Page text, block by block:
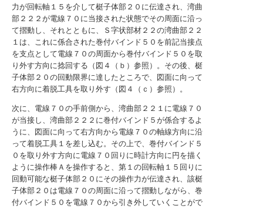
力が回転軸１５を介して梃子体部２０に伝達され、湾曲
部２２２が電線７０に当接された状態でその周面に沿っ
て摺動し、それとともに、Ｓ字状部材２２の湾曲部２２
１は、これに係合された巻付バインド５０を前記当接点
を支点として電線７０の周面から巻付バインド５０を取
り外す方向に捻回する（図４（ｂ）参照）。その後、梃
子体部２０の回動限界に達したところで、図面に向って
右方向に着脱工具を取り外す（図４（ｃ）参照）。
次に、電線７０の手前側から、湾曲部２２１に電線７０
が当接し、湾曲部２２２に巻付バインド５が係合するよ
うに、図面に向って右方向から電線７０の軸線方向に沿
って着脱工具１を差し込む。その上で、巻付バインド５
０を取り外す方向に電線７０回りに時計方向に円を描く
ように操作棒Ａを操作すると、第１の回転軸１５回りに
回動可能な梃子体部２０にその操作力が伝達され、該梃
子体部２０は電線７０の周面に沿って摺動しながら、巻
付バインド５０を電線７０から引き外していくことがで